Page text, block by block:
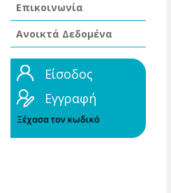
Επικοινωνία
Ανοικτά Δεδομένα
Είσοδος
Εγγραφή
Ξέχασα τον κωδικό